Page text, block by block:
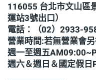
116055 台北市文山區
運站3號出口）
電話：（02）2933-
營業時間:若無營業會
週一至週五
週六＆週日＆國定假